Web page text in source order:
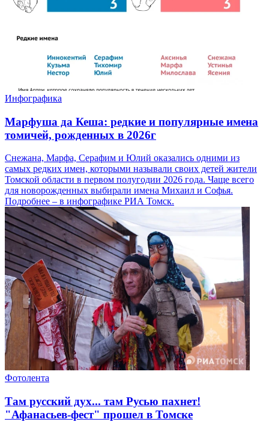
Инфографика
Марфуша да Кеша: редкие и популярные имена
томичей, рожденных в 2026г
Снежана, Марфа, Серафим и Юлий оказались одними из
самых редких имен, которыми называли своих детей жители
Томской области в первом полугодии 2026 года. Чаще всего
для новорожденных выбирали имена Михаил и Софья.
Подробнее – в инфографике РИА Томск.
Фотолента
Там русский дух... там Русью пахнет!
"Афанасьев-фест" прошел в Томске